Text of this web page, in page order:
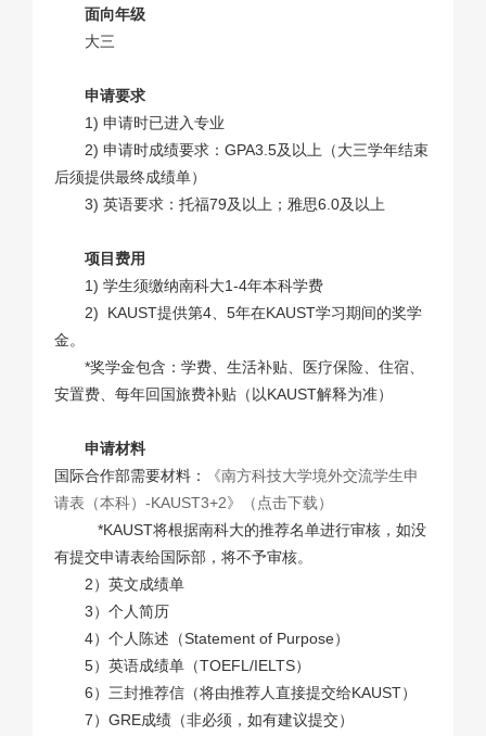
面向年级
大三
申请要求
1) 申请时已进入专业
2) 申请时成绩要求：GPA3.5及以上（大三学年结束
后须提供最终成绩单）
3) 英语要求：托福79及以上；雅思6.0及以上
项目费用
1) 学生须缴纳南科大1-4年本科学费
2) KAUST提供第4、5年在KAUST学习期间的奖学
金。
*奖学金包含：学费、生活补贴、医疗保险、住宿、
安置费、每年回国旅费补贴（以KAUST解释为准）
申请材料
国际合作部需要材料：
《南方科技大学境外交流学生申
请表（本科）-KAUST3+2》（点击下载）
*KAUST将根据南科大的推荐名单进行审核，如没
有提交申请表给国际部，将不予审核。
2）英文成绩单
3）个人简历
4）个人陈述（Statement of Purpose）
5）英语成绩单（TOEFL/IELTS）
6）三封推荐信（将由推荐人直接提交给KAUST）
7）GRE成绩（非必须，如有建议提交）